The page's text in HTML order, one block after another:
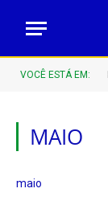
VOCÊ ESTÁ EM:
MAIO
maio